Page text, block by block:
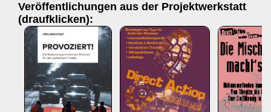
Veröffentlichungen aus der Projektwerkstatt
(draufklicken):